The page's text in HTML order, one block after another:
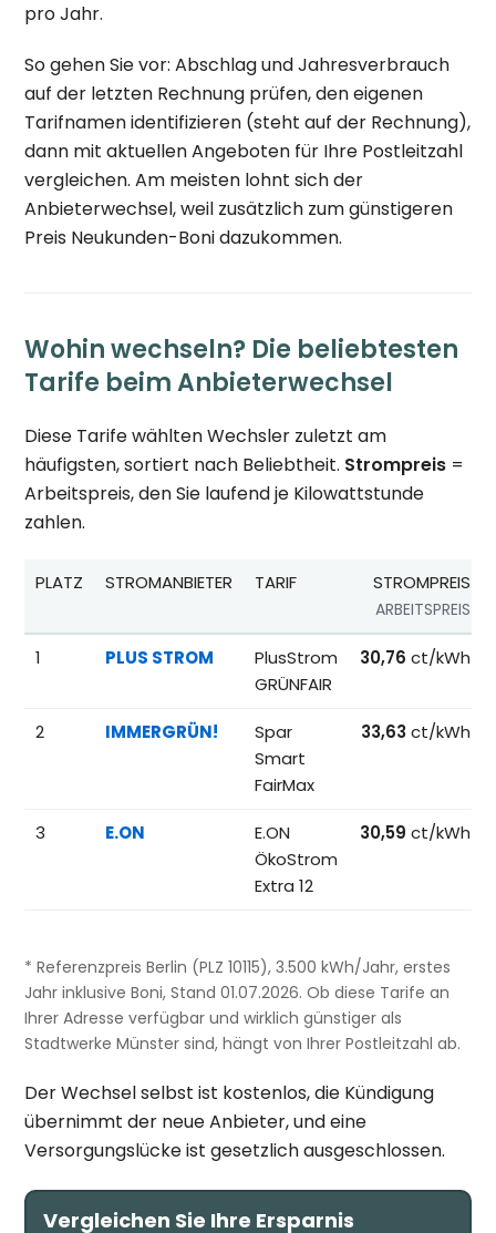
pro Jahr.
So gehen Sie vor: Abschlag und Jahresverbrauch
auf der letzten Rechnung prüfen, den eigenen
Tarifnamen identifizieren (steht auf der Rechnung),
dann mit aktuellen Angeboten für Ihre Postleitzahl
vergleichen. Am meisten lohnt sich der
Anbieterwechsel, weil zusätzlich zum günstigeren
Preis Neukunden-Boni dazukommen.
Wohin wechseln? Die beliebtesten
Tarife beim Anbieterwechsel
Diese Tarife wählten Wechsler zuletzt am
häufigsten, sortiert nach Beliebtheit. Strompreis =
Arbeitspreis, den Sie laufend je Kilowattstunde
zahlen.
Beliebteste Tarife beim Anbieterwechsel;
PLATZ STROMANBIETER TARIF STROMPREIS
ARBEITSPREIS
1 PLUS STROM
PlusStrom
GRÜNFAIR
30,76 ct/kWh
2 IMMERGRÜN!
Spar
Smart
FairMax
33,63 ct/kWh
3 E.ON
E.ON
ÖkoStrom
Extra 12
30,59 ct/kWh
* Referenzpreis Berlin (PLZ 10115), 3.500 kWh/Jahr, erstes
Jahr inklusive Boni, Stand 01.07.2026. Ob diese Tarife an
Ihrer Adresse verfügbar und wirklich günstiger als
Stadtwerke Münster sind, hängt von Ihrer Postleitzahl ab.
Der Wechsel selbst ist kostenlos, die Kündigung
übernimmt der neue Anbieter, und eine
Versorgungslücke ist gesetzlich ausgeschlossen.
Vergleichen Sie Ihre Ersparnis